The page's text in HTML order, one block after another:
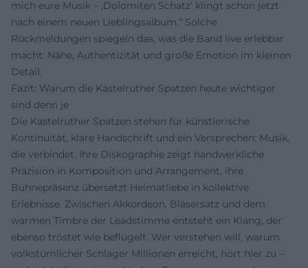
mich eure Musik – ‚Dolomiten Schatz‘ klingt schon jetzt
nach einem neuen Lieblingsalbum.“ Solche
Rückmeldungen spiegeln das, was die Band live erlebbar
macht: Nähe, Authentizität und große Emotion im kleinen
Detail.
Fazit: Warum die Kastelruther Spatzen heute wichtiger
sind denn je
Die Kastelruther Spatzen stehen für künstlerische
Kontinuität, klare Handschrift und ein Versprechen: Musik,
die verbindet. Ihre Diskographie zeigt handwerkliche
Präzision in Komposition und Arrangement, ihre
Bühnepräsenz übersetzt Heimatliebe in kollektive
Erlebnisse. Zwischen Akkordeon, Bläsersatz und dem
warmen Timbre der Leadstimme entsteht ein Klang, der
ebenso tröstet wie beflügelt. Wer verstehen will, warum
volkstümlicher Schlager Millionen erreicht, hört hier zu –